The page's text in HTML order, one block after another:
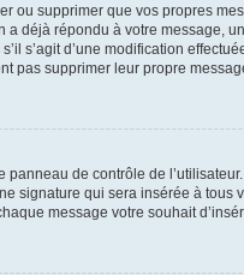
supprimer que vos propres
déjà répondu à votre message,
s’agit d’une modification
pas supprimer leur propre
de contrôle de
signature qui sera insérée à
message votre souhait